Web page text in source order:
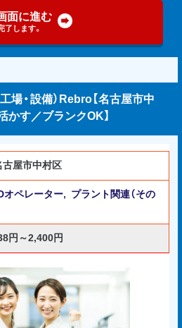
面に進む
了します。
場・設備）Rebro【名古屋市中
す／ブランクOK】
屋市中村区
オペレーター, プラント関連（その
円～2,400円